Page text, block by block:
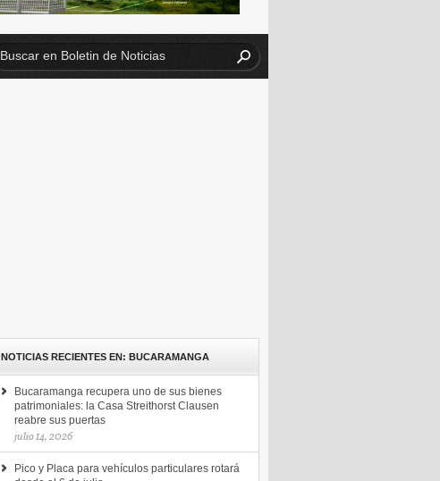
NOTICIAS RECIENTES EN: BUCARAMANGA
Bucaramanga recupera uno de sus bienes
patrimoniales: la Casa Streithorst Clausen
reabre sus puertas
julio 14, 2026
Pico y Placa para vehículos particulares rotará